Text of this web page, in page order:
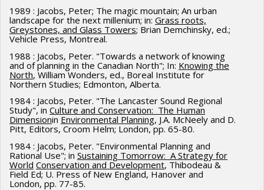
1989 : Jacobs, Peter; The magic mountain; An urban
landscape for the next millenium; in: Grass roots,
Greystones, and Glass Towers; Brian Demchinsky, ed.;
Vehicle Press, Montreal.
1988 : Jacobs, Peter. "Towards a network of knowing
and of planning in the Canadian North"; In: Knowing the
North, William Wonders, ed., Boreal Institute for
Northern Studies; Edmonton, Alberta.
1984 : Jacobs, Peter. "The Lancaster Sound Regional
Study", in Culture and Conservation: The Human
Dimensionin Environmental Planning, J.A. McNeely and D.
Pitt, Editors, Croom Helm; London, pp. 65-80.
1984 : Jacobs, Peter. "Environmental Planning and
Rational Use"; in Sustaining Tomorrow: A Strategy for
World Conservation and Development, Thibodeau &
Field Ed; U. Press of New England, Hanover and
London, pp. 77-85.